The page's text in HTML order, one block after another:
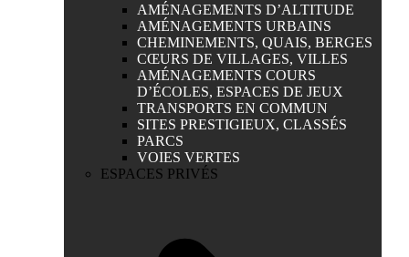
AMÉNAGEMENTS D’ALTITUDE
AMÉNAGEMENTS URBAINS
CHEMINEMENTS, QUAIS, BERGES
CŒURS DE VILLAGES, VILLES
AMÉNAGEMENTS COURS
D’ÉCOLES, ESPACES DE JEUX
TRANSPORTS EN COMMUN
SITES PRESTIGIEUX, CLASSÉS
PARCS
VOIES VERTES
ESPACES PRIVÉS